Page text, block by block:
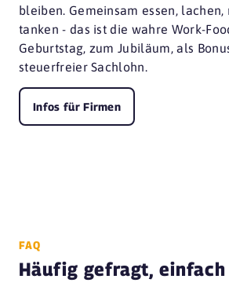
bleiben. Gemeinsam essen, lachen,
tanken - das ist die wahre Work-
Geburtstag, zum Jubiläum, als
steuerfreier Sachlohn.
Infos für Firmen
FAQ
Häufig gefragt,